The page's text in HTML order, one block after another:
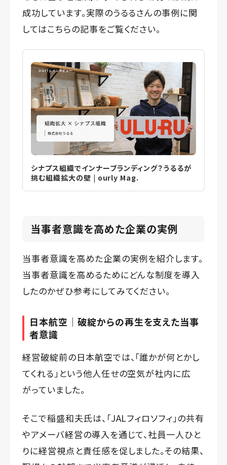
成功しています。実際のうるるさんの事例に関
してはこちらの記事をご覧ください。
シナプス組織でインナーブランディング？うるるが
挑む組織拡大の壁 | ourly Mag.
当事者意識を高めた企業の実例
当事者意識を高めた企業の実例を紹介します。
当事者意識を高めるためにどんな制度を導入
したのかぜひ参考にしてみてください。
日本航空｜破綻からの再生を支えた当事
者意識
経営破綻前の日本航空では、「誰かが何とかし
てくれる」という他人任せの空気が社内に広
がっていました。
そこで稲盛和夫氏は、「JALフィロソフィ」の共有
やアメーバ経営の導入を通じて、社員一人ひと
りに経営視点と責任感を促しました。その結果、